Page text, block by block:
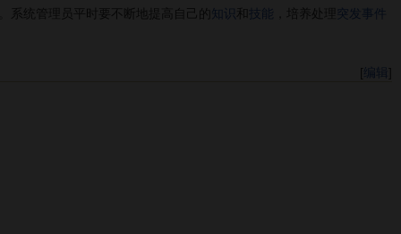
统管理员平时要不断地提高自己的 知识 和 技能 ，培养处理
突发事件
[编辑